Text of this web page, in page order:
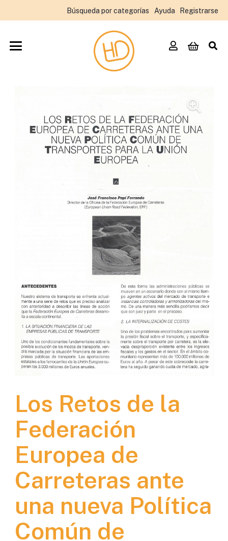
Búsqueda por categorías Ayuda Registrarse
Los Retos de la
Federación
Europea de
Carreteras ante
una nueva Política
Común de